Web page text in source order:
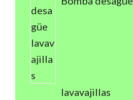
lavavajillas